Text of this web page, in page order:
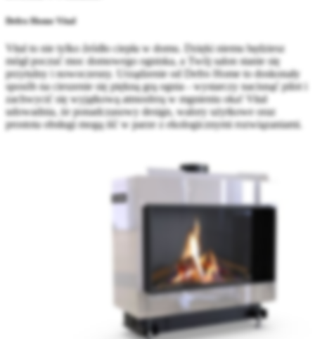
Defro Home Vital
Vital to nie tylko źródło ciepła w domu. Dzięki niemu będziesz
mógł poczuć moc domowego ogniska, a Twój salon stanie się
przytulny i nowoczesny. Urządzenie od Defro Home to doskonały
sposób na cieszenie się piękną grą ognia - wystarczy nacisnąć pilot i
zachwycić się wyjątkową atmosferą w mgnieniu oka! Vital
udowadnia, że ponadczasowy design, walory użytkowe oraz
prostota obsługi mogą iść w parze z ekologicznymi rozwiązaniami.